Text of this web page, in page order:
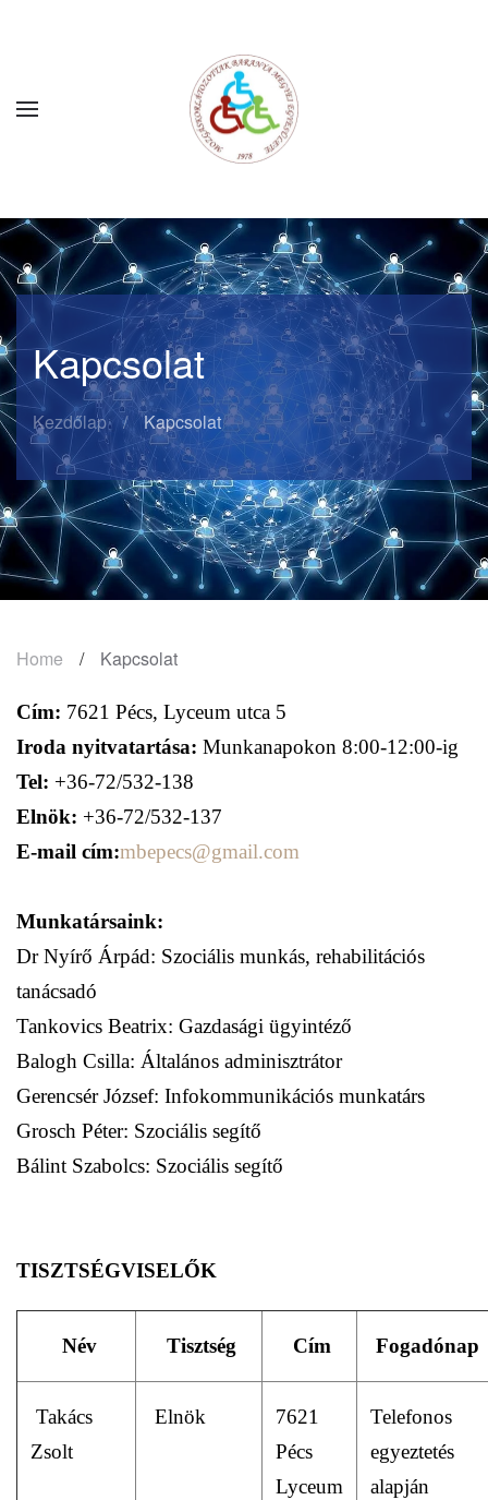
Kapcsolat
Kezdőlap Kapcsolat
Home Kapcsolat
Cím: 7621 Pécs, Lyceum utca 5
Iroda nyitvatartása: Munkanapokon 8:00-12:00-ig
Tel: +36-72/532-138
Elnök: +36-72/532-137
E-mail cím:mbepecs@gmail.com
Munkatársaink:
Dr Nyírő Árpád: Szociális munkás, rehabilitációs
tanácsadó
Tankovics Beatrix: Gazdasági ügyintéző
Balogh Csilla: Általános adminisztrátor
Gerencsér József: Infokommunikációs munkatárs
Grosch Péter: Szociális segítő
Bálint Szabolcs: Szociális segítő
TISZTSÉGVISELŐK
Név Tisztség Cím Fogadónap
Takács
Zsolt
Elnök
7621
Pécs
Lyceum
Telefonos
egyeztetés
alapján